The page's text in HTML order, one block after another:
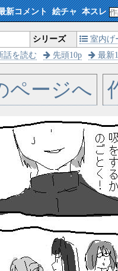
新コメント 絵チャ 本スレ
シリーズ
室内げ
話を読む 先頭10p 最新
ページへ